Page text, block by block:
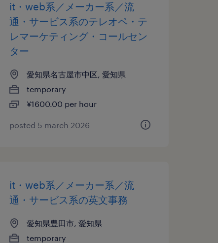
it・web系／メーカー系／流
通・サービス系のテレオペ・テ
レマーケティング・コールセン
ター
愛知県名古屋市中区, 愛知県
temporary
¥1600.00 per hour
posted 5 march 2026
it・web系／メーカー系／流
通・サービス系の英文事務
愛知県豊田市, 愛知県
temporary